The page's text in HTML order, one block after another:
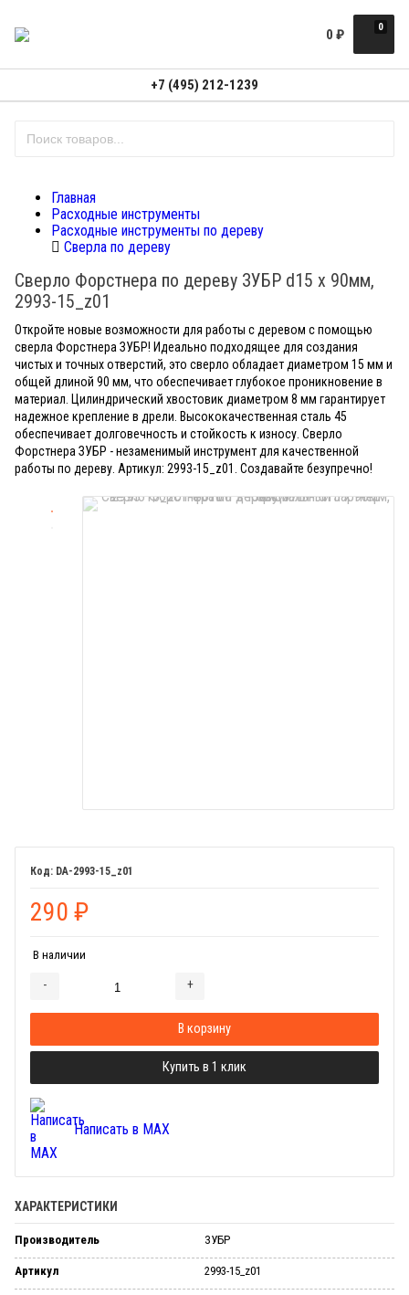
0
0 ₽
+7 (495) 212-1239
Главная
Расходные инструменты
Расходные инструменты по дереву
Сверла по дереву
Cверло Форстнера по дереву ЗУБР d15 x 90мм,
2993-15_z01
Откройте новые возможности для работы с деревом с помощью
сверла Форстнера ЗУБР! Идеально подходящее для создания
чистых и точных отверстий, это сверло обладает диаметром 15 мм и
общей длиной 90 мм, что обеспечивает глубокое проникновение в
материал. Цилиндрический хвостовик диаметром 8 мм гарантирует
надежное крепление в дрели. Высококачественная сталь 45
обеспечивает долговечность и стойкость к износу. Сверло
Форстнера ЗУБР - незаменимый инструмент для качественной
работы по дереву. Артикул: 2993-15_z01. Создавайте безупречно!
DA-2993-15_z01
290 ₽
В наличии
- +
В корзину
Купить в 1 клик
Написать в MAX
ХАРАКТЕРИСТИКИ
Производитель ЗУБР
Артикул 2993-15_z01